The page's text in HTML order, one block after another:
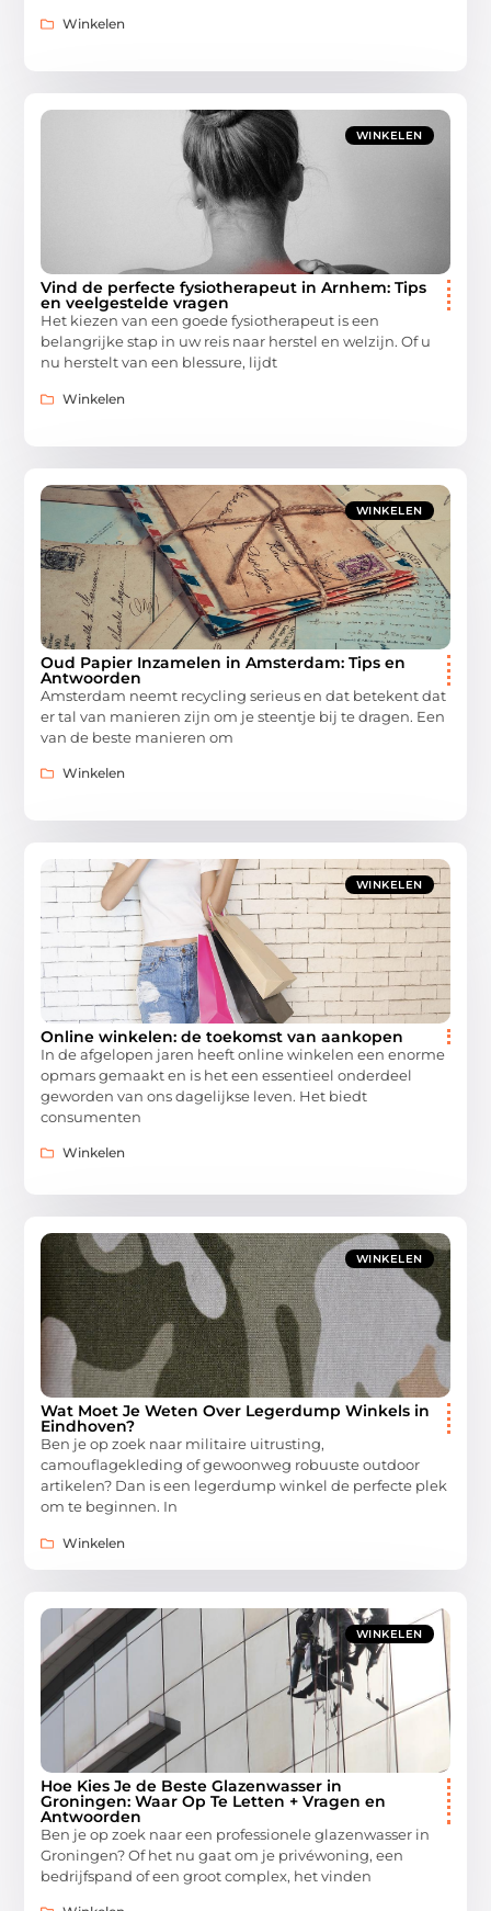
Winkelen
WINKELEN
Vind de perfecte fysiotherapeut in Arnhem: Tips
en veelgestelde vragen
Het kiezen van een goede fysiotherapeut is een
belangrijke stap in uw reis naar herstel en welzijn. Of u
nu herstelt van een blessure, lijdt
Winkelen
WINKELEN
Oud Papier Inzamelen in Amsterdam: Tips en
Antwoorden
Amsterdam neemt recycling serieus en dat betekent dat
er tal van manieren zijn om je steentje bij te dragen. Een
van de beste manieren om
Winkelen
WINKELEN
Online winkelen: de toekomst van aankopen
In de afgelopen jaren heeft online winkelen een enorme
opmars gemaakt en is het een essentieel onderdeel
geworden van ons dagelijkse leven. Het biedt
consumenten
Winkelen
WINKELEN
Wat Moet Je Weten Over Legerdump Winkels in
Eindhoven?
Ben je op zoek naar militaire uitrusting,
camouflagekleding of gewoonweg robuuste outdoor
artikelen? Dan is een legerdump winkel de perfecte plek
om te beginnen. In
Winkelen
WINKELEN
Hoe Kies Je de Beste Glazenwasser in
Groningen: Waar Op Te Letten + Vragen en
Antwoorden
Ben je op zoek naar een professionele glazenwasser in
Groningen? Of het nu gaat om je privéwoning, een
bedrijfspand of een groot complex, het vinden